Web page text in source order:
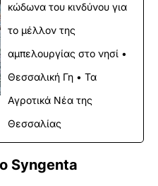
κώδωνα του κινδύνου για
το μέλλον της
αμπελουργίας στο νησί •
Θεσσαλική Γη • Τα
Αγροτικά Νέα της
Θεσσαλίας
Syngenta